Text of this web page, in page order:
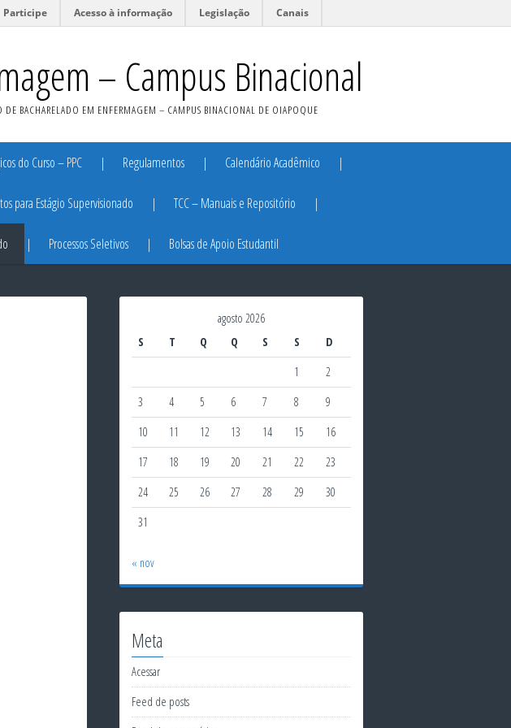
Participe Acesso à informação Legislação Canais
– Campus Binacional
DE BACHARELADO EM ENFERMAGEM – CAMPUS BINACIONAL DE OIAPOQUE
do Curso – PPC Regulamentos Calendário Acadêmico
para Estágio Supervisionado TCC – Manuais e Repositório
Processos Seletivos Bolsas de Apoio Estudantil
agosto 2026
S
T Q Q S S
D
1
2
3
4 5 6 7 8
9
10
11 12 13 14 15
16
17
18 19 20 21 22
23
24
25 26 27 28 29
30
31
« nov
Meta
Acessar
Feed de posts